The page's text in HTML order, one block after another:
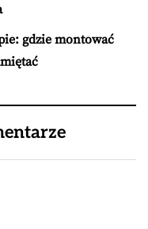
gdzie montować